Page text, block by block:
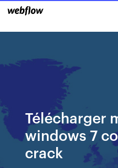
Télécharger
windows 7
crack